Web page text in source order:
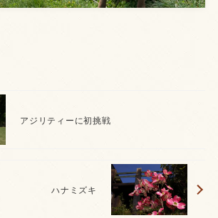
アジリティーに初挑戦
ハナミズキ